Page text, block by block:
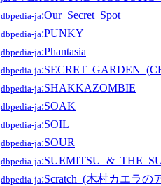
dbpedia-ja:Our_Secret_Spot
dbpedia-ja:PUNKY
dbpedia-ja:Phantasia
dbpedia-ja
dbpedia-ja:SHAKKAZOMBIE
dbpedia-ja:SOAK
dbpedia-ja:SOIL
dbpedia-ja:SOUR
dbpedia-ja
dbpedia-ja:Scratch_(木村カエラの